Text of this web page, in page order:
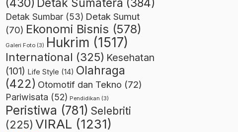
(430) Detak Sumatera (384)
Detak Sumbar (53) Detak Sumut
(70) Ekonomi Bisnis (578)
Galeri Foto (3) Hukrim (1517)
International (325) Kesehatan
(101) Life Style (14) Olahraga
(422) Otomotif dan Tekno (72)
Pariwisata (52) Pendidikan (3)
Peristiwa (781) Selebriti
(225) VIRAL (1231)